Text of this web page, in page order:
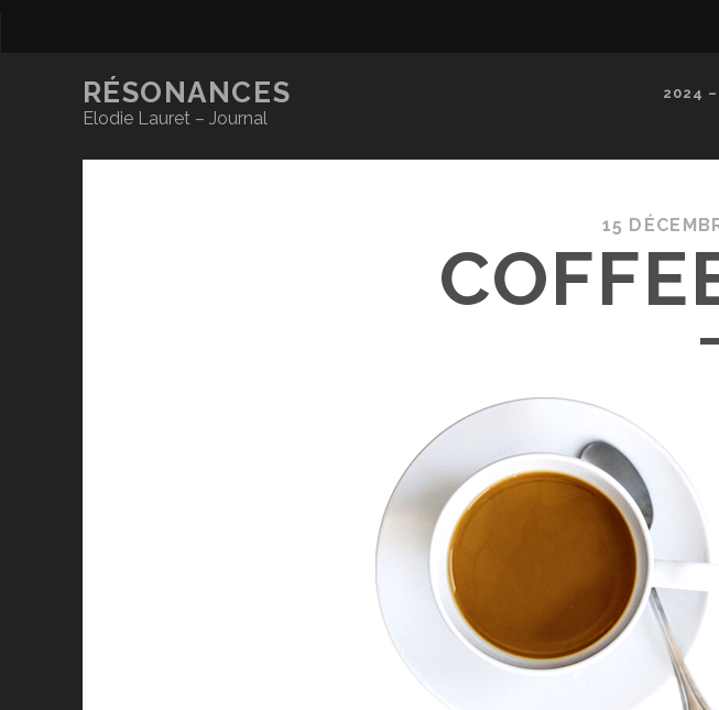
RÉSONANCES
Elodie Lauret – Journal
2024 –
15